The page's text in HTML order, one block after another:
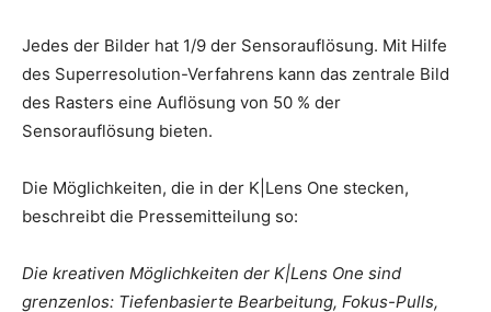
Jedes der Bilder hat 1/9 der Sensorauflösung. Mit Hilfe
des Superresolution-Verfahrens kann das zentrale Bild
des Rasters eine Auflösung von 50 % der
Sensorauflösung bieten.
Die Möglichkeiten, die in der K|Lens One stecken,
beschreibt die Pressemitteilung so:
Die kreativen Möglichkeiten der K|Lens One sind
grenzenlos: Tiefenbasierte Bearbeitung, Fokus-Pulls,